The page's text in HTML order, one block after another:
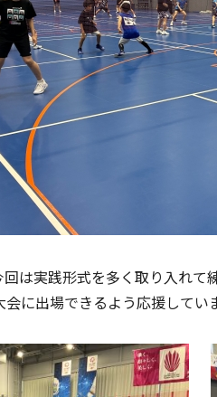
は実践形式を多く取り入れて
に出場できるよう応援してい